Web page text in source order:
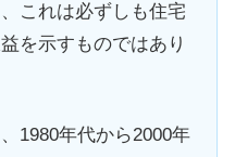
これは必ずしも住宅
を示すものではあり
1980年代から2000年